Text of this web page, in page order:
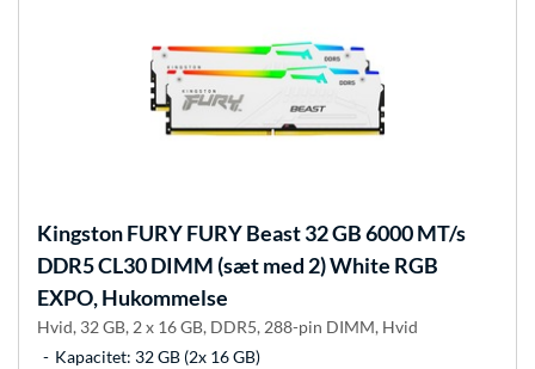
Kingston FURYFURY Beast 32 GB 6000 MT/s
DDR5 CL30 DIMM (sæt med 2) White RGB
EXPO, Hukommelse
Hvid, 32 GB, 2 x 16 GB, DDR5, 288-pin DIMM, Hvid
Kapacitet: 32 GB (2x 16 GB)